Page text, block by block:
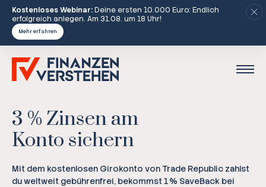
Kostenloses Webinar:Deine ersten 10.000 Euro: Endlich
erfolgreich anlegen. Am 31.08. um 18 Uhr!
Mehr erfahren
3 % Zinsen am
Konto sichern
Mit dem kostenlosen Girokonto von Trade Republic zahlst
du weltweit gebührenfrei, bekommst 1 % SaveBack bei